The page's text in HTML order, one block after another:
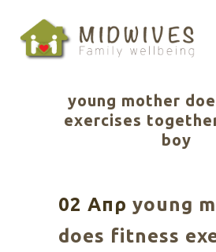
young mother
exercises
boy
02 Απρ young
does fitness